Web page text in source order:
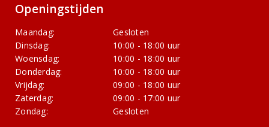
Openingstijden
Maandag:
Gesloten
Dinsdag:
10:00 - 18:00 uur
Woensdag:
10:00 - 18:00 uur
Donderdag:
10:00 - 18:00 uur
Vrijdag:
09:00 - 18:00 uur
Zaterdag:
09:00 - 17:00 uur
Zondag:
Gesloten